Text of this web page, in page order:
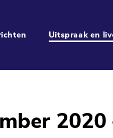
Uitspraak en
2020